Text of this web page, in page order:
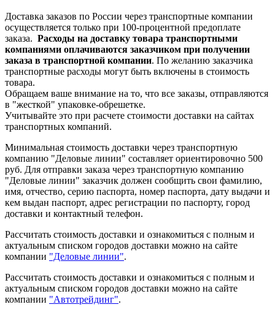
Доставка заказов по России через транспортные компании
осуществляется только при 100-процентной предоплате
заказа. Расходы на доставку товара транспортными
компаниями оплачиваются заказчиком при получении
заказа в транспортной компании. По желанию заказчика
транспортные расходы могут быть включены в стоимость
товара.
Обращаем ваше внимание на то, что все заказы, отправляются
в "жесткой" упаковке-обрешетке.
Учитывайте это при расчете стоимости доставки на сайтах
транспортных компаний.
Минимальная стоимость доставки через транспортную
компанию "Деловые линии" составляет ориентировочно 500
руб. Для отправки заказа через транспортную компанию
"Деловые линии" заказчик должен сообщить свои фамилию,
имя, отчество, серию паспорта, номер паспорта, дату выдачи и
кем выдан паспорт, адрес регистрации по паспорту, город
доставки и контактный телефон.
Рассчитать стоимость доставки и ознакомиться с полным и
актуальным списком городов доставки можно на сайте
компании "Деловые линии".
Рассчитать стоимость доставки и ознакомиться с полным и
актуальным списком городов доставки можно на сайте
компании "Автотрейдинг".